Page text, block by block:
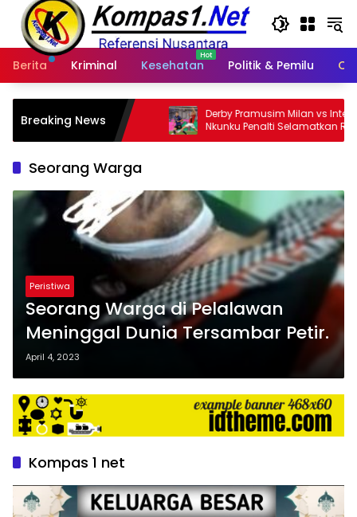
Langsung
konten
Berita
Kriminal Kesehatan Politik & Pemilu
Breaking NewsDerby Pramusim Milan vs Inter Berakhir 1-1,
Nkunku Penalti Selamatkan Rossoneri
Seorang Warga
Peristiwa
Seorang Warga di Pelalawan
Meninggal Dunia Tersambar Petir.
April 4, 2023
Kompas 1 net